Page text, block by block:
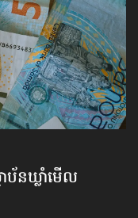
ប័ន​ឃ្លាំមើល​